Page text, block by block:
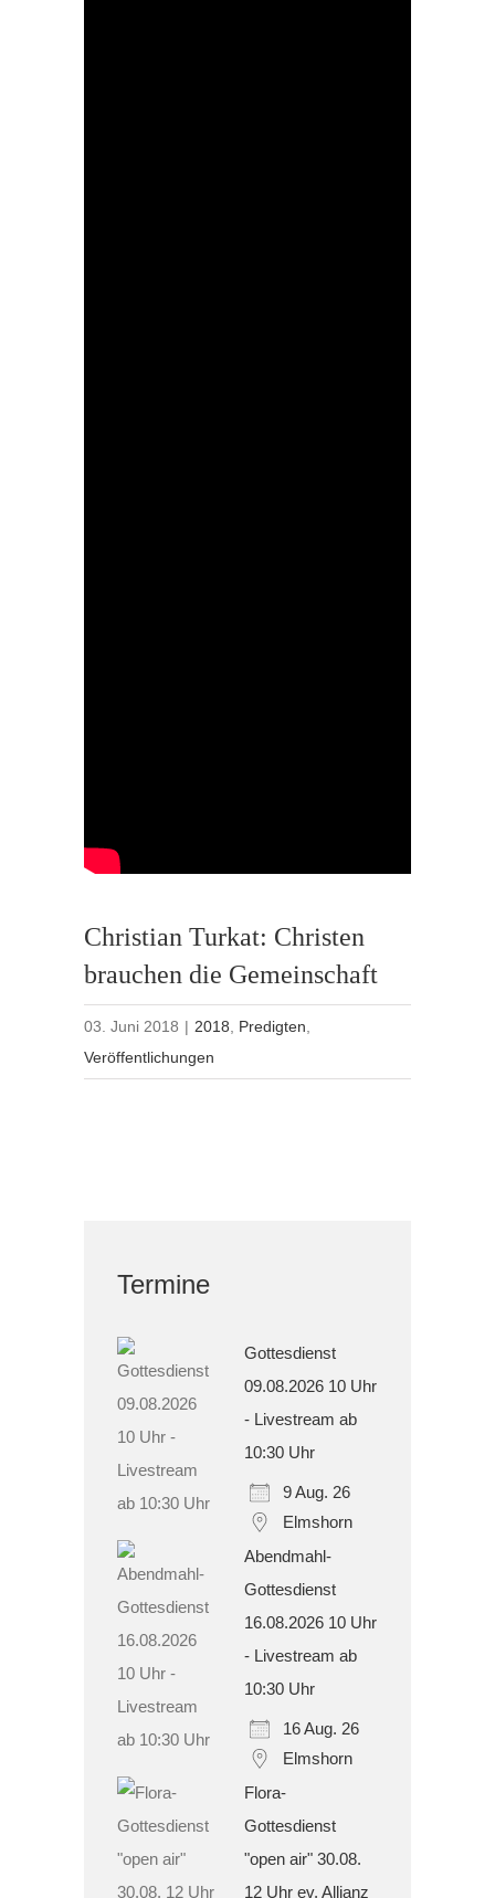
Christian Turkat: Christen
brauchen die Gemeinschaft
03. Juni 2018 | 2018 Predigten
Veröffentlichungen
Termine
Gottesdienst
09.08.2026 10 Uhr
- Livestream ab
10:30 Uhr
9 Aug. 26
Elmshorn
Abendmahl-
Gottesdienst
16.08.2026 10 Uhr
- Livestream ab
10:30 Uhr
16 Aug. 26
Elmshorn
Flora-
Gottesdienst
"open air" 30.08.
12 Uhr ev. Allianz